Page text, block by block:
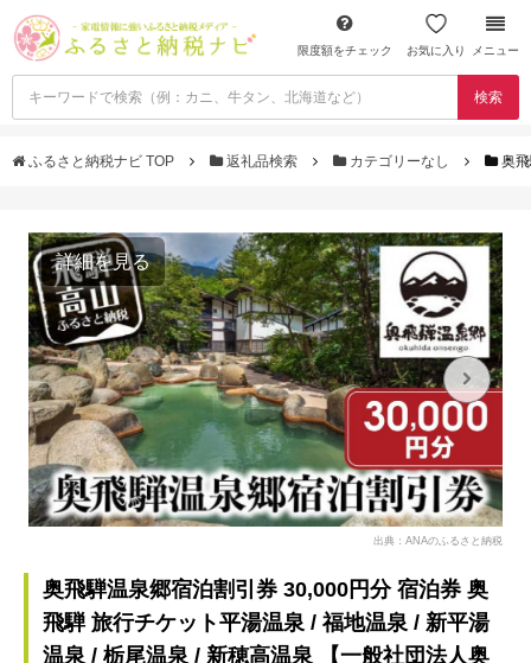
限度額をチェック お気に入り メニュー
検索
ふるさと納税ナビ TOP 返礼品検索 カテゴリーなし 奥
詳細を見る
出典：ANAのふるさと納税
奥飛騨温泉郷宿泊割引券 30,000円分 宿泊券 奥
飛騨 旅行チケット平湯温泉 / 福地温泉 / 新平湯
温泉 / 栃尾温泉 / 新穂高温泉 【一般社団法人奥